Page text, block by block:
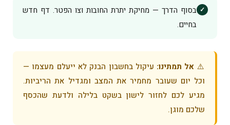
בסוף הדרך — מחיקת יתרת החובות וצו הפטר. דף חדש
בחיים.
⚠️ אל תמתינו: עיקול בחשבון הבנק לא ייעלם מעצמו —
וכל יום שעובר מחמיר את המצב ומגדיל את הריביות.
מגיע לכם לחזור לישון בשקט בלילה ולדעת שהכסף
שלכם מוגן.